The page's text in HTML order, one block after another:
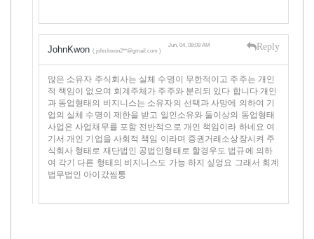
JohnKwon ( john.kwon2**@gmail.com )
Jun, 04, 08:09 AM Reply
많은 소유자 주식회사는 실체 수명이 무한적이고 주주는 개인
적 책임이 없으며 회계주체가 주주와 분리되 있다 합니다 개인
과 동업형태의 비지니스는 소유자의 선택과 사망에 의하여 기
업의 실체 수명이 제한을 받고 일인소유와 둘이상의 동업형태
사업은 사업채무를 포함 전반적으로 개인 책임이라 하네요 여
기서 개인 기업을 사회적 책임 이라며 증권거래소상장시켜 주
식회사 형태로 재단법인 공법인형태로 할경우도 법규에 의하
여 각기 다른 형태의 비지니스도 가능 하지 싶엉요 그래서 회계
법무법인 아이갔씸퉁